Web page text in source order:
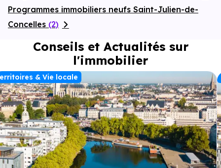
Programmes immobiliers neufs Saint-Julien-de-
Concelles (2)
Conseils et Actualités sur
l'immobilier
& Vie locale